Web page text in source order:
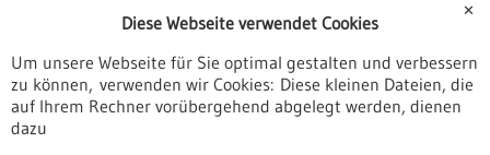
Nach oben
✕
Diese Webseite verwendet Cookies
Um unsere Webseite für Sie optimal gestalten und verbessern
zu können, verwenden wir Cookies: Diese kleinen Dateien, die
auf Ihrem Rechner vorübergehend abgelegt werden, dienen
dazu